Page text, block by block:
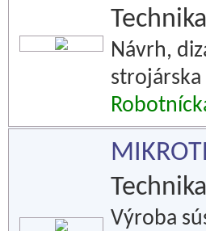
Návrh,
Výroba